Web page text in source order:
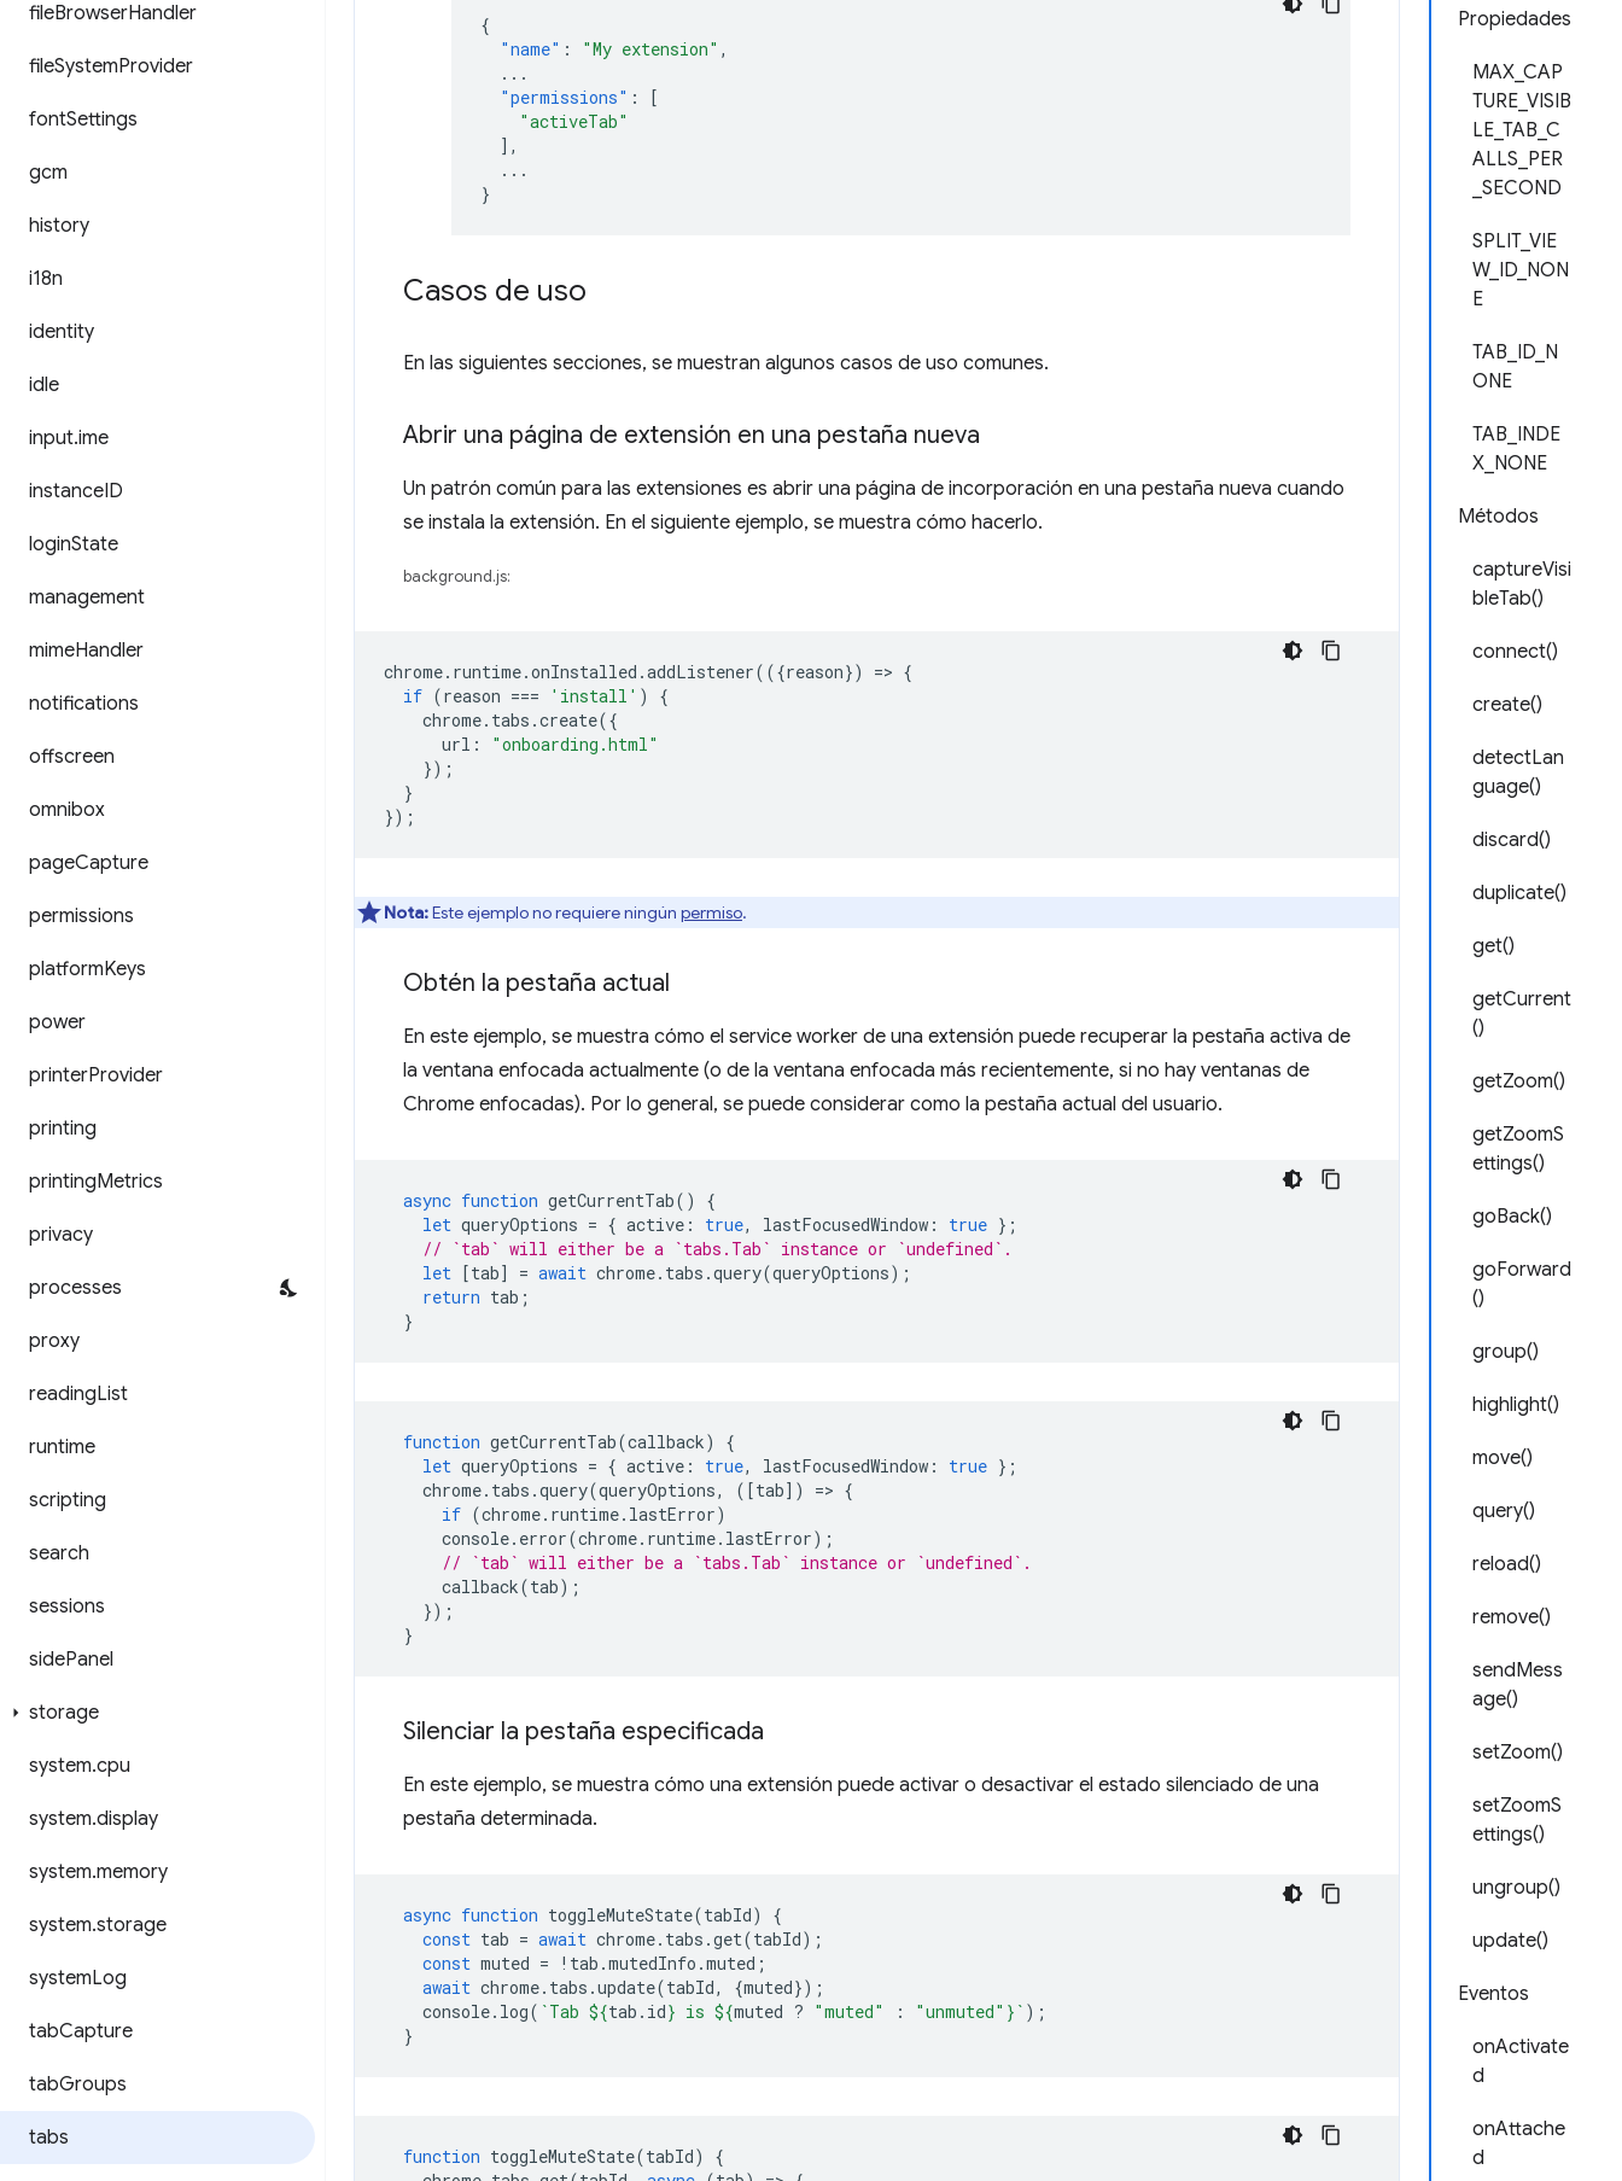
fileBrowserHandler
fileSystemProvider
fontSettings
gcm
history
i18n
identity
idle
input.ime
instanceID
loginState
management
mimeHandler
notifications
offscreen
omnibox
pageCapture
permissions
platformKeys
power
printerProvider
printing
printingMetrics
privacy
processes
proxy
readingList
runtime
scripting
search
sessions
sidePanel
storage
system.cpu
system.display
system.memory
system.storage
systemLog
tabCapture
tabGroups
tabs
Propiedades
MAX_CAP
TURE_VISIB
LE_TAB_C
ALLS_PER
_SECOND
SPLIT_VIE
W_ID_NON
E
TAB_ID_N
ONE
TAB_INDE
X_NONE
Métodos
captureVisi
bleTab()
connect()
create()
detectLan
guage()
discard()
duplicate()
get()
getCurrent
()
getZoom()
getZoomS
ettings()
goBack()
goForward
()
group()
highlight()
move()
query()
reload()
remove()
sendMess
age()
setZoom()
setZoomS
ettings()
ungroup()
update()
Eventos
onActivate
d
onAttache
d
{
"name" : "My extension" ,
...
"permissions" :
[
"activeTab"
],
...
}
Casos de uso
En las siguientes secciones, se muestran algunos casos de uso comunes.
Abrir una página de extensión en una pestaña nueva
Un patrón común para las extensiones es abrir una página de incorporación en una pestaña nueva cuando
se instala la extensión. En el siguiente ejemplo, se muestra cómo hacerlo.
background.js:
chrome. runtime.onInstalled .addListener(({reason}) => {
if (reason === 'install' )
{
chrome. tabs .create({
url :
"onboarding.html"
});
}
});
Nota:Este ejemplo no requiere ningún permiso.
Obtén la pestaña actual
En este ejemplo, se muestra cómo el service worker de una extensión puede recuperar la pestaña activa de
la ventana enfocada actualmente (o de la ventana enfocada más recientemente, si no hay ventanas de
Chrome enfocadas). Por lo general, se puede considerar como la pestaña actual del usuario.
async function getCurrentTab()
{
let queryOptions = { active : true, lastFocusedWindow : true };
// `tab` will either be a `tabs.Tab` instance or `undefined`.
let [tab] = await chrome. tabs .query(queryOptions);
return tab ;
}
function getCurrentTab(callback)
{
let queryOptions = { active : true, lastFocusedWindow : true };
chrome. tabs .query(queryOptions, ([tab]) => {
if (chrome. runtime. lastError)
console. error(chrome. runtime. lastError);
// `tab` will either be a `tabs.Tab` instance or `undefined`.
callback(tab);
});
}
Silenciar la pestaña especificada
En este ejemplo, se muestra cómo una extensión puede activar o desactivar el estado silenciado de una
pestaña determinada.
async function toggleMuteState(tabId)
{
const tab = await chrome. tabs .get(tabId);
const muted = ! tab .mutedInfo .muted ;
await chrome. tabs .update(tabId, {muted});
console. log( `Tab ${tab . id} is ${muted ? "muted" : "unmuted" } ` );
}
function toggleMuteState(tabId)
{